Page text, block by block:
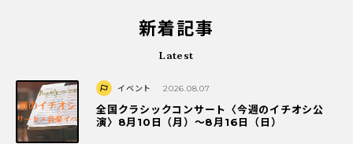
新着記事
Latest
イベント 2026.08.07
全国クラシックコンサート〈今週のイチオシ公
演〉8月10日（月）～8月16日（日）